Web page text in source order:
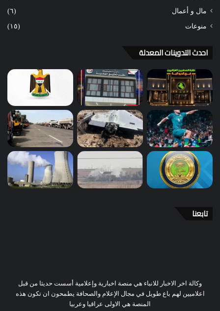
مال و أعمال (٦)
منوعات (١٥)
احدث التدوينات المعدلة
تابعنا
وكالة اخر الاخبار للانباء هي منصة اخبارية وإعلامية أسست حديثا من قبل
اعلاميين لهم باع طويل في مجال الإعلام والصحافة يطمحون ان تكون هذه
المنصة هي الاولى عراقيا وعربيا